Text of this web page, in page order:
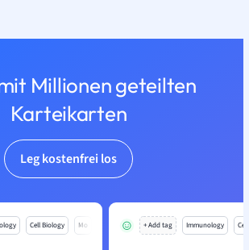
Millionen geteilten
Karteikarten
Leg kostenfrei los
Cell Biology Mo + Add tag Immunology